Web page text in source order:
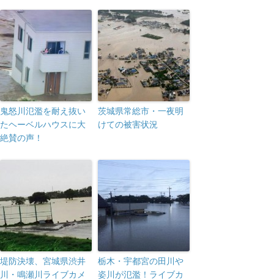
鬼怒川氾濫を耐え抜い
たヘーベルハウスに大
絶賛の声！
茨城県常総市・一夜明
けての被害状況
堤防決壊、宮城県渋井
川・鳴瀬川ライブカメ
栃木・宇都宮の田川や
姿川が氾濫！ライブカ